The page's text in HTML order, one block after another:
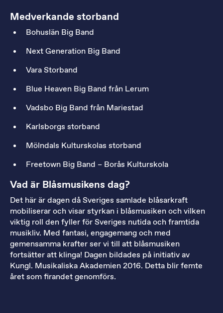
Medverkande storband
Bohuslän Big Band
Next Generation Big Band
Vara Storband
Blue Heaven Big Band från Lerum
Vadsbo Big Band från Mariestad
Karlsborgs storband
Mölndals Kulturskolas storband
Freetown Big Band – Borås Kulturskola
Vad är Blåsmusikens dag?
Det här är dagen då Sveriges samlade blåsarkraft
mobiliserar och visar styrkan i blåsmusiken och vilken
viktig roll den fyller för Sveriges nutida och framtida
musikliv. Med fantasi, engagemang och med
gemensamma krafter ser vi till att blåsmusiken
fortsätter att klinga! Dagen bildades på initiativ av
Kungl. Musikaliska Akademien 2016. Detta blir femte
året som firandet genomförs.